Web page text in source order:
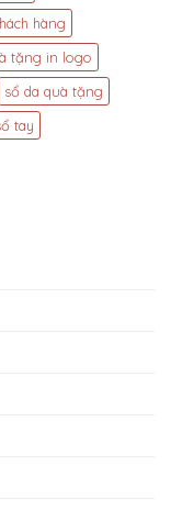
hàng
tặng in logo
sổ da quà tặng
tay